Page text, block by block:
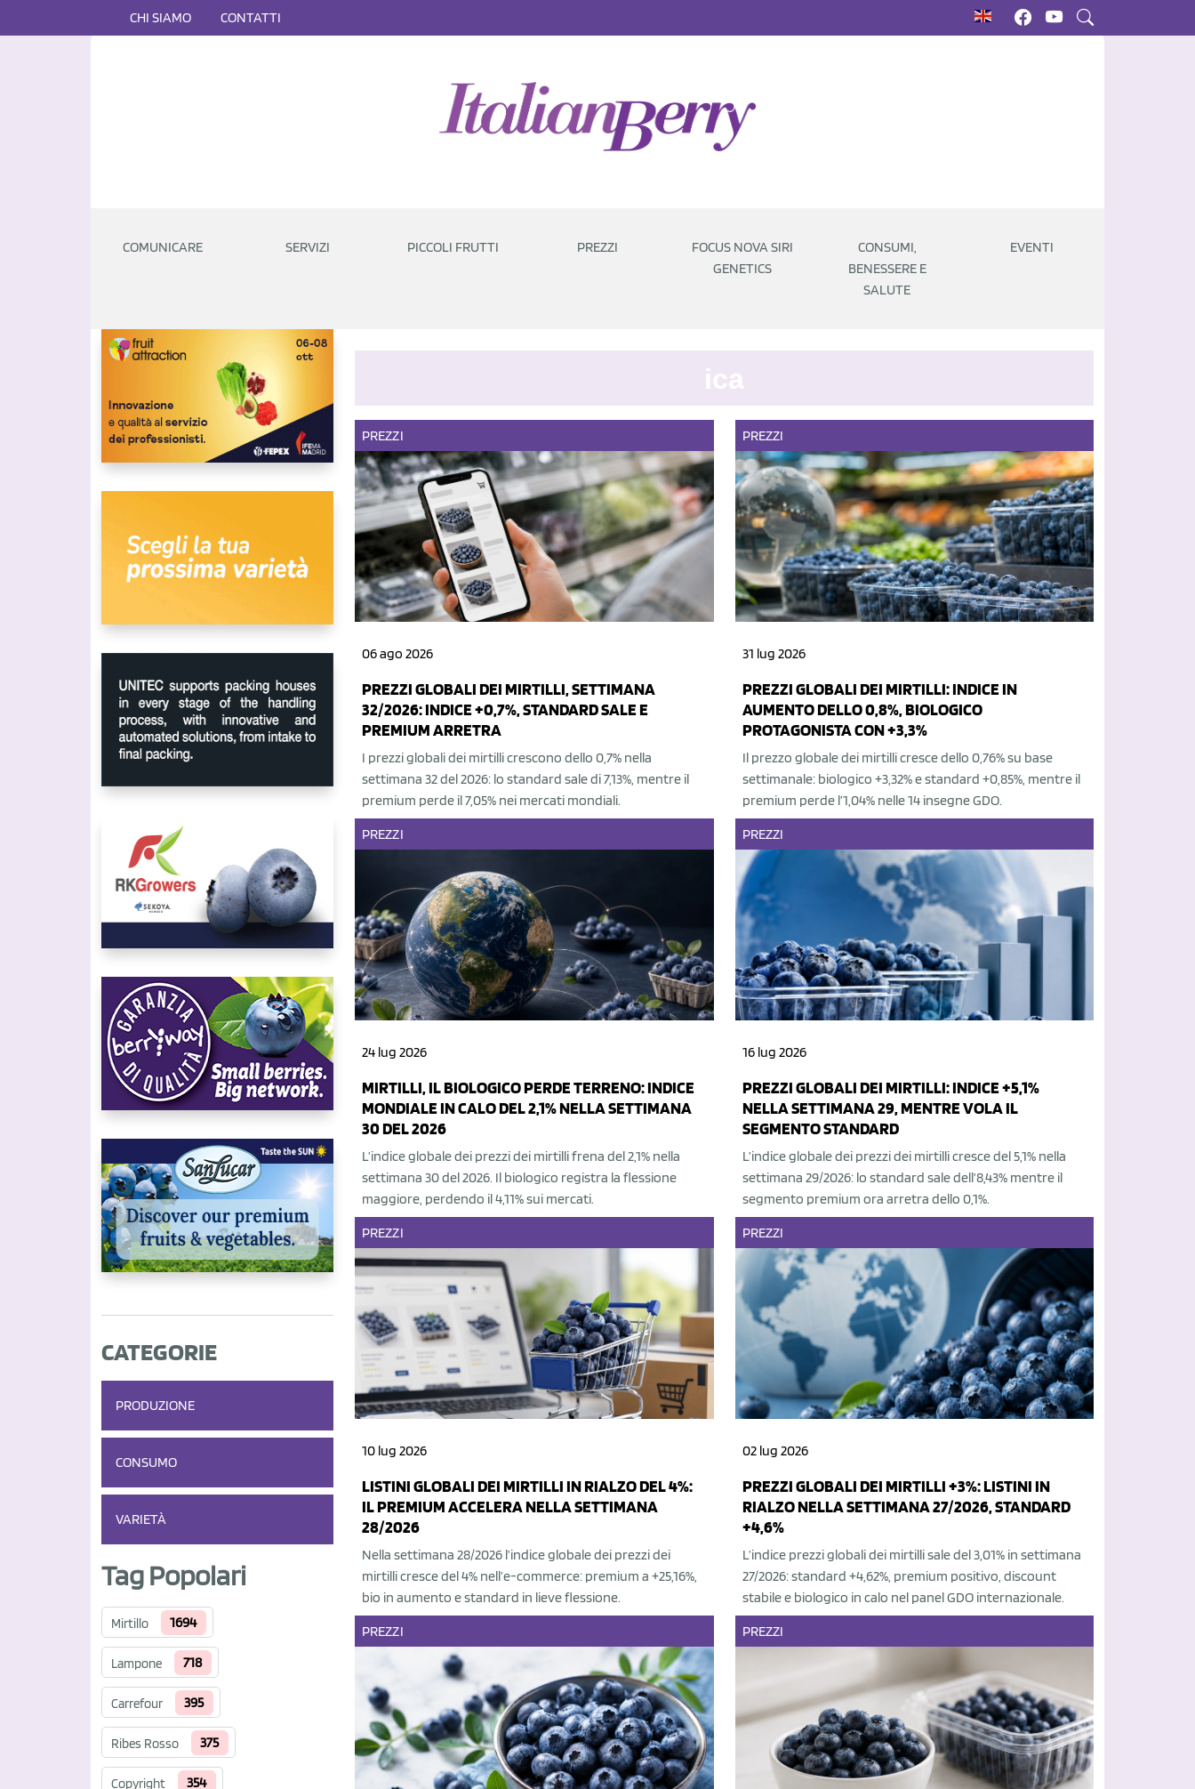
CHI SIAMO CONTATTI
COMUNICARE SERVIZI PICCOLI FRUTTI PREZZI
FOCUS NOVA SIRI
GENETICS
CONSUMI,
BENESSERE E
SALUTE
EVENTI
CATEGORIE
PRODUZIONE
CONSUMO
VARIETÀ
Tag Popolari
Mirtillo 1694
Lampone 718
Carrefour 395
Ribes Rosso 375
Copyright 354
PREZZI
06 ago 2026
PREZZI GLOBALI DEI MIRTILLI, SETTIMANA
32/2026: INDICE +0,7%, STANDARD SALE E
PREMIUM ARRETRA
I prezzi globali dei mirtilli crescono dello 0,7% nella
settimana 32 del 2026: lo standard sale di 7,13%, mentre il
premium perde il 7,05% nei mercati mondiali.
PREZZI
31 lug 2026
PREZZI GLOBALI DEI MIRTILLI: INDICE IN
AUMENTO DELLO 0,8%, BIOLOGICO
PROTAGONISTA CON +3,3%
Il prezzo globale dei mirtilli cresce dello 0,76% su base
settimanale: biologico +3,32% e standard +0,85%, mentre il
premium perde l’1,04% nelle 14 insegne GDO.
PREZZI
24 lug 2026
MIRTILLI, IL BIOLOGICO PERDE TERRENO: INDICE
MONDIALE IN CALO DEL 2,1% NELLA SETTIMANA
30 DEL 2026
L’indice globale dei prezzi dei mirtilli frena del 2,1% nella
settimana 30 del 2026. Il biologico registra la flessione
maggiore, perdendo il 4,11% sui mercati.
PREZZI
16 lug 2026
PREZZI GLOBALI DEI MIRTILLI: INDICE +5,1%
NELLA SETTIMANA 29, MENTRE VOLA IL
SEGMENTO STANDARD
L’indice globale dei prezzi dei mirtilli cresce del 5,1% nella
settimana 29/2026: lo standard sale dell’8,43% mentre il
segmento premium ora arretra dello 0,1%.
PREZZI
10 lug 2026
LISTINI GLOBALI DEI MIRTILLI IN RIALZO DEL 4%:
IL PREMIUM ACCELERA NELLA SETTIMANA
28/2026
Nella settimana 28/2026 l’indice globale dei prezzi dei
mirtilli cresce del 4% nell’e-commerce: premium a +25,16%,
bio in aumento e standard in lieve flessione.
PREZZI
02 lug 2026
PREZZI GLOBALI DEI MIRTILLI +3%: LISTINI IN
RIALZO NELLA SETTIMANA 27/2026, STANDARD
+4,6%
L’indice prezzi globali dei mirtilli sale del 3,01% in settimana
27/2026: standard +4,62%, premium positivo, discount
stabile e biologico in calo nel panel GDO internazionale.
PREZZI
PREZZI